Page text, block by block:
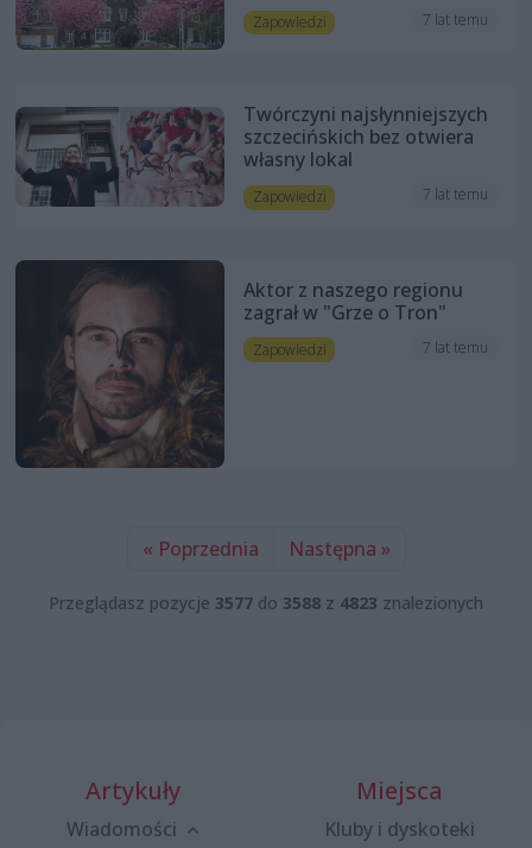
Zapowiedzi 7 lat temu
Twórczyni najsłynniejszych
szczecińskich bez otwiera
własny lokal
Zapowiedzi 7 lat temu
Aktor z naszego regionu
zagrał w "Grze o Tron"
Zapowiedzi 7 lat temu
« Poprzednia Następna »
Przeglądasz pozycje 3577 do 3588 z 4823 znalezionych
Artykuły
Wiadomości
Miejsca
Kluby i dyskoteki